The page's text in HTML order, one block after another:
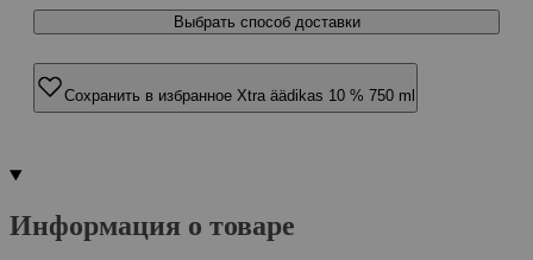
Выбрать способ доставки
Сохранить в избранное Xtra äädikas 10 % 750 ml
Информация о товаре